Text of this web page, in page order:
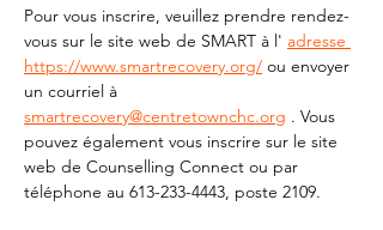
Pour vous inscrire, veuillez prendre rendez-
vous sur le site web de SMART à l' adresse
https://www.smartrecovery.org/ ou envoyer
un courriel à
smartrecovery@centretownchc.org . Vous
pouvez également vous inscrire sur le site
web de Counselling Connect ou par
téléphone au 613-233-4443, poste 2109.